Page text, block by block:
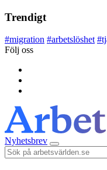
Trendigt
#migration #arbetslöshet #
Följ oss
Nyhetsbrev